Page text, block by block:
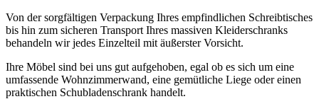
Von der sorgfältigen Verpackung Ihres empfindlichen Schreibtisches
bis hin zum sicheren Transport Ihres massiven Kleiderschranks
behandeln wir jedes Einzelteil mit äußerster Vorsicht.
Ihre Möbel sind bei uns gut aufgehoben, egal ob es sich um eine
umfassende Wohnzimmerwand, eine gemütliche Liege oder einen
praktischen Schubladenschrank handelt.